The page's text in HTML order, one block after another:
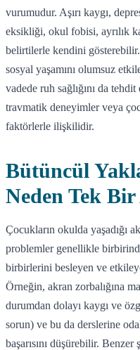
vurumudur. Aşırı kaygı,
eksikliği, okul fobisi, ayrılık
belirtilerle kendini
sosyal yaşamını olumsuz
vadede ruh sağlığını da
travmatik deneyimler veya
faktörlerle ilişkilidir.
Bütüncül
Neden Tek
Çocukların okulda yaşadığı
problemler genellikle
birbirlerini besleyen ve
Örneğin, akran zorbalığına
durumdan dolayı kaygı ve
sorun) ve bu da derslerine
başarısını düşürebilir.